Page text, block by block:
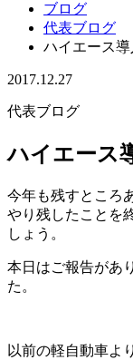
ブログ
代表ブログ
ハイエース導
2017.12.27
代表ブログ
ハイエース
今年も残すところ
やり残したことを
しょう。
本日はご報告があ
た。
以前の軽自動車よ